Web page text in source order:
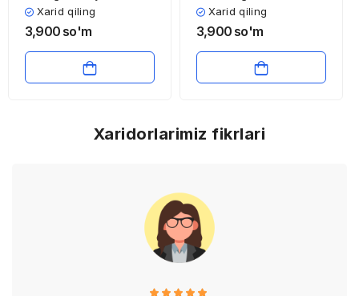
ko’rsatish sohasining
iqtisodiyoti va
Xarid qiling
3,900 so'm
farovonligini oshirish
yo’llari mavzusi
va foydalanilgan
adabiyotlar ro’yxati
Xarid qiling
3,900 so'm
Xaridorlarimiz fikrlari